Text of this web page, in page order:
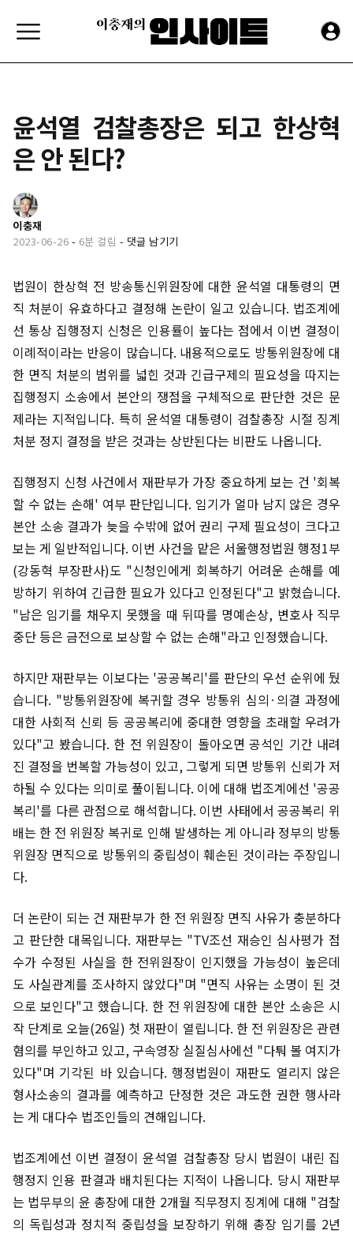
윤석열 검찰총장은 되고 한상혁
은 안 된다?
이충재
2023-06-26 - 6분 걸림 - 댓글 남기기
법원이 한상혁 전 방송통신위원장에 대한 윤석열 대통령의 면
직 처분이 유효하다고 결정해 논란이 일고 있습니다. 법조계에
선 통상 집행정지 신청은 인용률이 높다는 점에서 이번 결정이
이례적이라는 반응이 많습니다. 내용적으로도 방통위원장에 대
한 면직 처분의 범위를 넓힌 것과 긴급구제의 필요성을 따지는
집행정지 소송에서 본안의 쟁점을 구체적으로 판단한 것은 문
제라는 지적입니다. 특히 윤석열 대통령이 검찰총장 시절 징계
처분 정지 결정을 받은 것과는 상반된다는 비판도 나옵니다.
집행정지 신청 사건에서 재판부가 가장 중요하게 보는 건 '회복
할 수 없는 손해' 여부 판단입니다. 임기가 얼마 남지 않은 경우
본안 소송 결과가 늦을 수밖에 없어 권리 구제 필요성이 크다고
보는 게 일반적입니다. 이번 사건을 맡은 서울행정법원 행정1부
(강동혁 부장판사)도 "신청인에게 회복하기 어려운 손해를 예
방하기 위하여 긴급한 필요가 있다고 인정된다"고 밝혔습니다.
"남은 임기를 채우지 못했을 때 뒤따를 명예손상, 변호사 직무
중단 등은 금전으로 보상할 수 없는 손해"라고 인정했습니다.
하지만 재판부는 이보다는 '공공복리'를 판단의 우선 순위에 뒀
습니다. "방통위원장에 복귀할 경우 방통위 심의·의결 과정에
대한 사회적 신뢰 등 공공복리에 중대한 영향을 초래할 우려가
있다"고 봤습니다. 한 전 위원장이 돌아오면 공석인 기간 내려
진 결정을 번복할 가능성이 있고, 그렇게 되면 방통위 신뢰가 저
하될 수 있다는 의미로 풀이됩니다. 이에 대해 법조계에선 '공공
복리'를 다른 관점으로 해석합니다. 이번 사태에서 공공복리 위
배는 한 전 위원장 복귀로 인해 발생하는 게 아니라 정부의 방통
위원장 면직으로 방통위의 중립성이 훼손된 것이라는 주장입니
다.
더 논란이 되는 건 재판부가 한 전 위원장 면직 사유가 충분하다
고 판단한 대목입니다. 재판부는 "TV조선 재승인 심사평가 점
수가 수정된 사실을 한 전위원장이 인지했을 가능성이 높은데
도 사실관계를 조사하지 않았다"며 "면직 사유는 소명이 된 것
으로 보인다"고 했습니다. 한 전 위원장에 대한 본안 소송은 시
작 단계로 오늘(26일) 첫 재판이 열립니다. 한 전 위원장은 관련
혐의를 부인하고 있고, 구속영장 실질심사에선 "다퉈 볼 여지가
있다"며 기각된 바 있습니다. 행정법원이 재판도 열리지 않은
형사소송의 결과를 예측하고 단정한 것은 과도한 권한 행사라
는 게 대다수 법조인들의 견해입니다.
법조계에선 이번 결정이 윤석열 검찰총장 당시 법원이 내린 집
행정지 인용 판결과 배치된다는 지적이 나옵니다. 당시 재판부
는 법무부의 윤 총장에 대한 2개월 직무정지 징계에 대해 "검찰
의 독립성과 정치적 중립성을 보장하기 위해 총장 임기를 2년